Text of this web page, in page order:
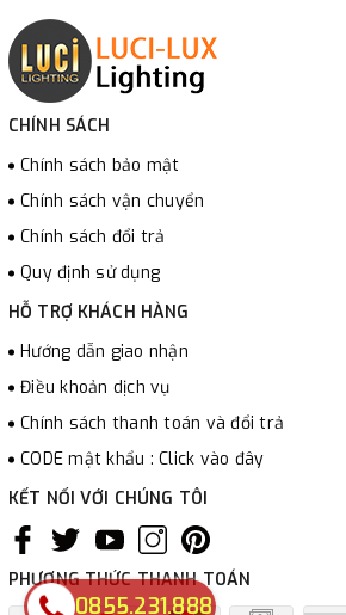
CHÍNH SÁCH
Chính sách bảo mật
Chính sách vận chuyển
Chính sách đổi trả
Quy định sử dụng
HỖ TRỢ KHÁCH HÀNG
Hướng dẫn giao nhận
Điều khoản dịch vụ
Chính sách thanh toán và đổi trả
CODE mật khẩu : Click vào đây
KẾT NỐI VỚI CHÚNG TÔI
PHƯƠNG THỨC THANH TOÁN
0855.231.888